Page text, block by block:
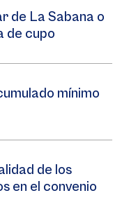
de La Sabana o
de cupo
mínimo
de los
en el convenio